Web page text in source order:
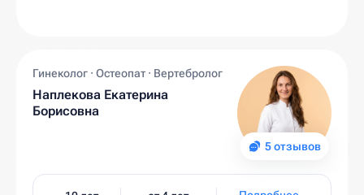
5 отзывов
Гинеколог · Остеопат · Вертебролог
Наплекова Екатерина
Борисовна